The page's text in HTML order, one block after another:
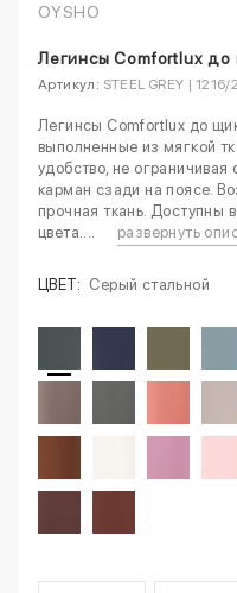
OYSHO
Легинсы Comfortlux до
Артикул: STEEL GREY |
Легинсы Comfortlux до
выполненные из мягкой
удобство, не ограничивая
карман сзади на поясе.
прочная ткань. Доступны
цвета....
развернуть
ЦВЕТ: Серый стальной